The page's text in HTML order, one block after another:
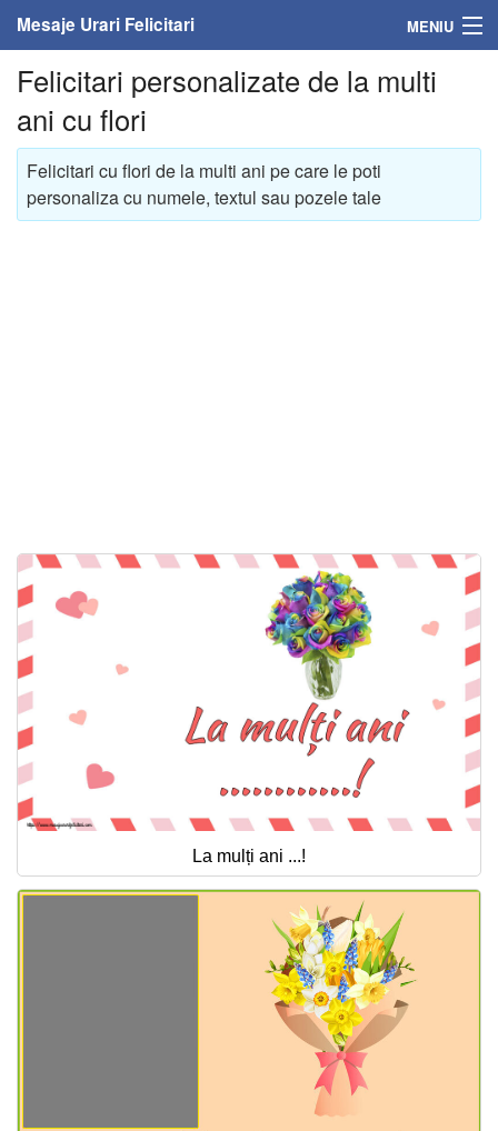
Mesaje Urari Felicitari MENIU
Home
Mesaje
Felicitari
Felicitari muzicale
Felicitari muzicale personalizate
Felicitari animate
Invitatii personalizate
Felicitari personalizate de la multi
ani cu flori
Felicitari cu flori de la multi ani pe care le poti
personaliza cu numele, textul sau pozele tale
La mulți ani ...!